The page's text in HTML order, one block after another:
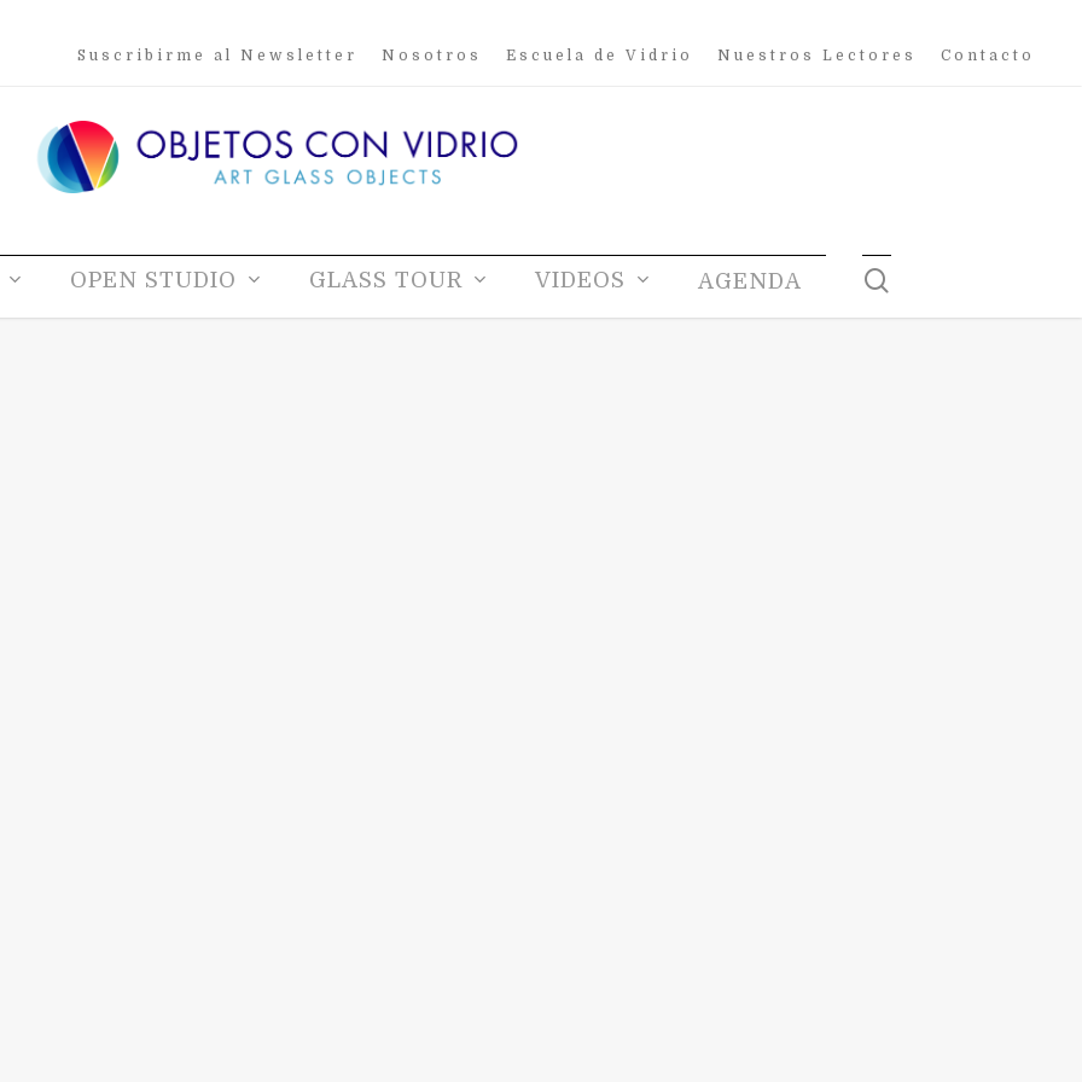
Suscribirme al Newsletter Nosotros Escuela de Vidrio Nuestros Lectores Contacto
OPEN STUDIO GLASS TOUR VIDEOS AGENDA